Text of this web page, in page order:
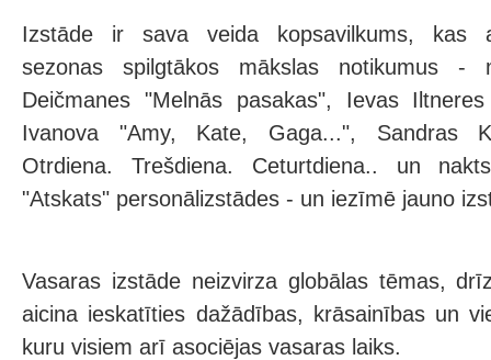
Izstāde ir sava veida kopsavilkums, kas
sezonas spilgtākos mākslas notikumus -
Deičmanes "Melnās pasakas", Ievas
Ivanova "Amy, Kate, Gaga...", Sandras
Otrdiena. Trešdiena. Ceturtdiena.. un
"Atskats" personālizstādes - un iezīmē jauno
Vasaras izstāde neizvirza globālas tēmas,
aicina ieskatīties dažādības, krāsainības un
kuru visiem arī asociējas vasaras laiks.